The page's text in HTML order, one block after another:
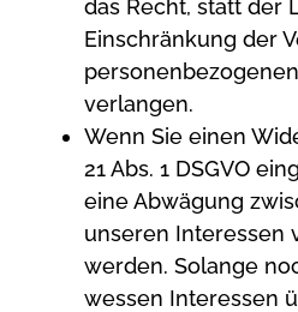
das Recht, statt der
Einschränkung der
verlangen.
Wenn Sie einen
21 Abs. 1 DSGVO
eine Abwägung
unseren Interessen
werden. Solange
wessen Interessen